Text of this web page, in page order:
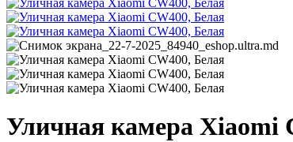
Уличная камера Xiaomi